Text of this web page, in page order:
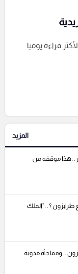
قراءة يوميا
المزيد
.. هذا موقفه من
؟ .. "الملك
.. ومفاجأة مدوية